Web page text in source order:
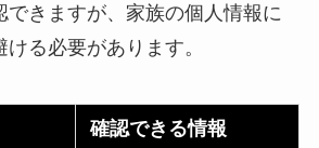
できますが、家族の個人情報に
る必要があります。
確認できる情報